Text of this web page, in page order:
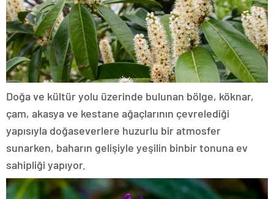
Doğa ve kültür yolu üzerinde bulunan bölge, köknar,
çam, akasya ve kestane ağaçlarının çevrelediği
yapısıyla doğaseverlere huzurlu bir atmosfer
sunarken, baharın gelişiyle yeşilin binbir tonuna ev
sahipliği yapıyor.